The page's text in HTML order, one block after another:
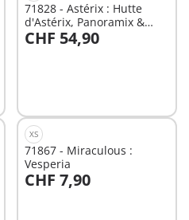
71828 - Astérix : Hutte
d'Astérix, Panoramix &
accessoires
CHF 54,90
Au panier
XS
71867 - Miraculous :
Vesperia
CHF 7,90
Au panier